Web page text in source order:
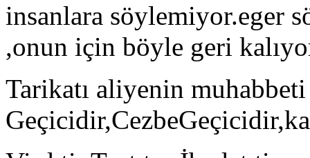
insanlara söylemiyor.eger
,onun için böyle geri
Tarikatı aliyenin